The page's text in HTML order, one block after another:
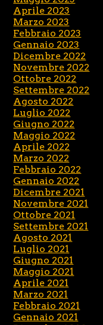
Aprile 2023
Marzo 2023
Febbraio 2023
Gennaio 2023
Dicembre 2022
Novembre 2022
Ottobre 2022
Settembre 2022
Agosto 2022
Luglio 2022
Giugno 2022
Maggio 2022
Aprile 2022
Marzo 2022
Febbraio 2022
Gennaio 2022
Dicembre 2021
Novembre 2021
Ottobre 2021
Settembre 2021
Agosto 2021
Luglio 2021
Giugno 2021
Maggio 2021
Aprile 2021
Marzo 2021
Febbraio 2021
Gennaio 2021